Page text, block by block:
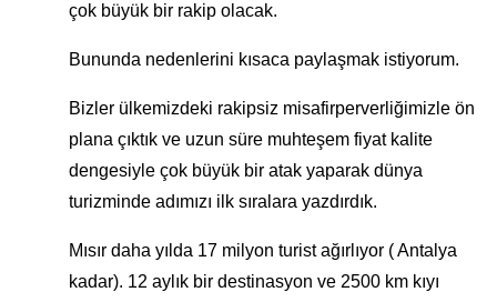
çok büyük bir rakip olacak.
Bununda nedenlerini kısaca paylaşmak istiyorum.
Bizler ülkemizdeki rakipsiz misafirperverliğimizle ön
plana çıktık ve uzun süre muhteşem fiyat kalite
dengesiyle çok büyük bir atak yaparak dünya
turizminde adımızı ilk sıralara yazdırdık.
Mısır daha yılda 17 milyon turist ağırlıyor ( Antalya
kadar). 12 aylık bir destinasyon ve 2500 km kıyı